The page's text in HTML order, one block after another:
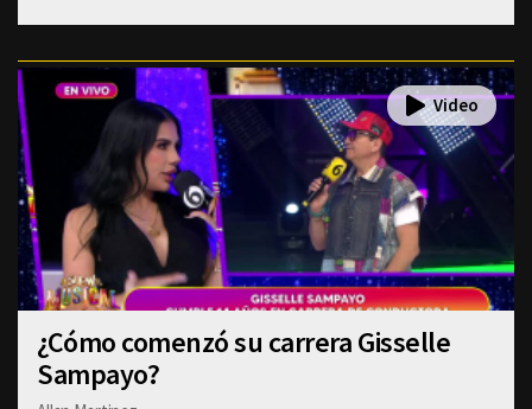
¿Cómo comenzó su carrera Gisselle
Sampayo?